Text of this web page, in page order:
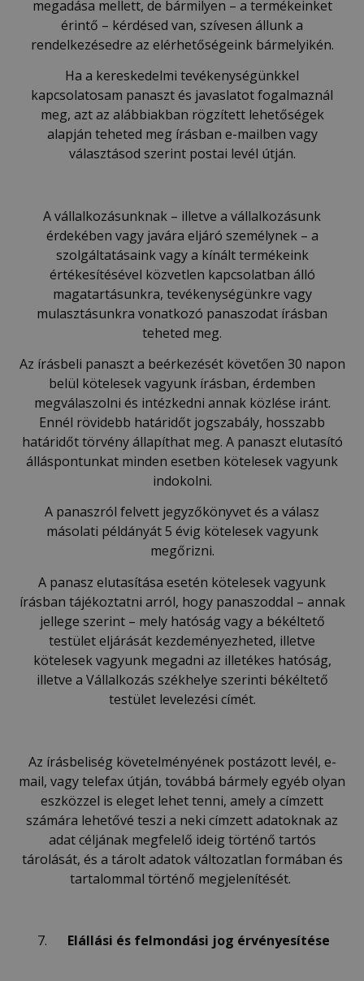
megadása mellett, de bármilyen – a termékeinket
érintő – kérdésed van, szívesen állunk a
rendelkezésedre az elérhetőségeink bármelyikén.
Ha a kereskedelmi tevékenységünkkel
kapcsolatosam panaszt és javaslatot fogalmaznál
meg, azt az alábbiakban rögzített lehetőségek
alapján teheted meg írásban e-mailben vagy
választásod szerint postai levél útján.
A vállalkozásunknak – illetve a vállalkozásunk
érdekében vagy javára eljáró személynek – a
szolgáltatásaink vagy a kínált termékeink
értékesítésével közvetlen kapcsolatban álló
magatartásunkra, tevékenységünkre vagy
mulasztásunkra vonatkozó panaszodat írásban
teheted meg.
Az írásbeli panaszt a beérkezését követően 30 napon
belül kötelesek vagyunk írásban, érdemben
megválaszolni és intézkedni annak közlése iránt.
Ennél rövidebb határidőt jogszabály, hosszabb
határidőt törvény állapíthat meg. A panaszt elutasító
álláspontunkat minden esetben kötelesek vagyunk
indokolni.
A panaszról felvett jegyzőkönyvet és a válasz
másolati példányát 5 évig kötelesek vagyunk
megőrizni.
A panasz elutasítása esetén kötelesek vagyunk
írásban tájékoztatni arról, hogy panaszoddal – annak
jellege szerint – mely hatóság vagy a békéltető
testület eljárását kezdeményezheted, illetve
kötelesek vagyunk megadni az illetékes hatóság,
illetve a Vállalkozás székhelye szerinti békéltető
testület levelezési címét.
Az írásbeliség követelményének postázott levél, e-
mail, vagy telefax útján, továbbá bármely egyéb olyan
eszközzel is eleget lehet tenni, amely a címzett
számára lehetővé teszi a neki címzett adatoknak az
adat céljának megfelelő ideig történő tartós
tárolását, és a tárolt adatok változatlan formában és
tartalommal történő megjelenítését.
Elállási és felmondási jog érvényesítése